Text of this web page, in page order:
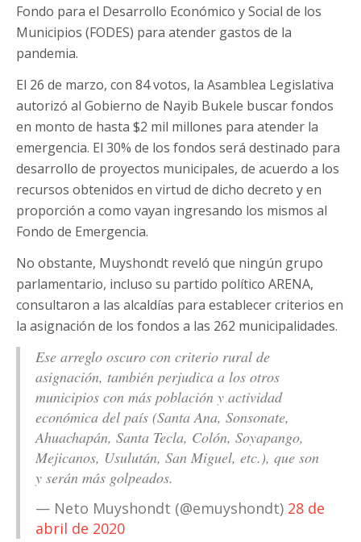
Fondo para el Desarrollo Económico y Social de los
Municipios (FODES) para atender gastos de la
pandemia.
El 26 de marzo, con 84 votos, la Asamblea Legislativa
autorizó al Gobierno de Nayib Bukele buscar fondos
en monto de hasta $2 mil millones para atender la
emergencia. El 30% de los fondos será destinado para
desarrollo de proyectos municipales, de acuerdo a los
recursos obtenidos en virtud de dicho decreto y en
proporción a como vayan ingresando los mismos al
Fondo de Emergencia.
No obstante, Muyshondt reveló que ningún grupo
parlamentario, incluso su partido político ARENA,
consultaron a las alcaldías para establecer criterios en
la asignación de los fondos a las 262 municipalidades.
Ese arreglo oscuro con criterio rural de
asignación, también perjudica a los otros
municipios con más población y actividad
económica del país (Santa Ana, Sonsonate,
Ahuachapán, Santa Tecla, Colón, Soyapango,
Mejicanos, Usulután, San Miguel, etc.), que son
y serán más golpeados.
— Neto Muyshondt (@emuyshondt) 28 de
abril de 2020